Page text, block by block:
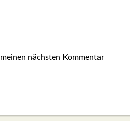
nächsten Kommentar